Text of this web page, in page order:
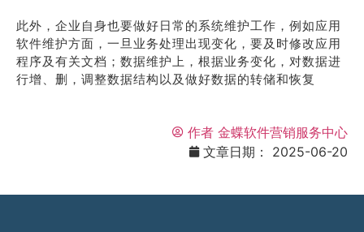
此外，企业自身也要做好日常的系统维护工作，例如应用
软件维护方面，一旦业务处理出现变化，要及时修改应用
程序及有关文档；数据维护上，根据业务变化，对数据进
行增、删，调整数据结构以及做好数据的转储和恢复
作者 金蝶软件营销服务中心
文章日期：
2025-06-20